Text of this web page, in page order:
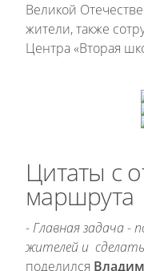
Великой
жители, также
Центра «Вторая
Цитаты с
маршрута
- Главная задача -
жителей и
поделился